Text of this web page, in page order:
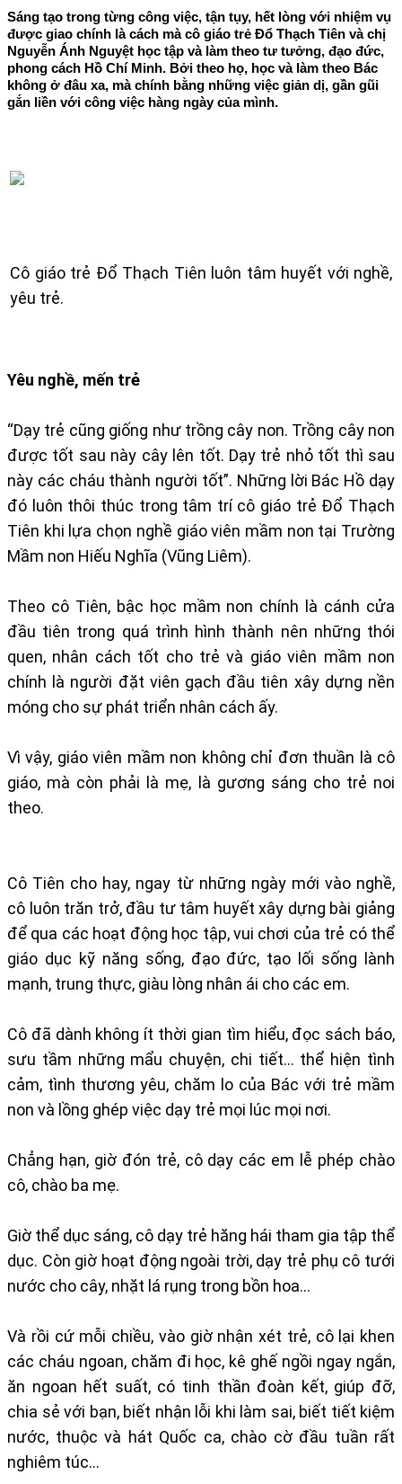
Sáng tạo trong từng công việc, tận tụy, hết lòng với nhiệm vụ
được giao chính là cách mà cô giáo trẻ Đổ Thạch Tiên và chị
Nguyễn Ánh Nguyệt học tập và làm theo tư tưởng, đạo đức,
phong cách Hồ Chí Minh. Bởi theo họ, học và làm theo Bác
không ở đâu xa, mà chính bằng những việc giản dị, gần gũi
gắn liền với công việc hàng ngày của mình.
Cô giáo trẻ Đổ Thạch Tiên luôn tâm huyết với nghề,
yêu trẻ.
Yêu nghề, mến trẻ
“Dạy trẻ cũng giống như trồng cây non. Trồng cây non
được tốt sau này cây lên tốt. Dạy trẻ nhỏ tốt thì sau
này các cháu thành người tốt”. Những lời Bác Hồ dạy
đó luôn thôi thúc trong tâm trí cô giáo trẻ Đổ Thạch
Tiên khi lựa chọn nghề giáo viên mầm non tại Trường
Mầm non Hiếu Nghĩa (Vũng Liêm).
Theo cô Tiên, bậc học mầm non chính là cánh cửa
đầu tiên trong quá trình hình thành nên những thói
quen, nhân cách tốt cho trẻ và giáo viên mầm non
chính là người đặt viên gạch đầu tiên xây dựng nền
móng cho sự phát triển nhân cách ấy.
Vì vậy, giáo viên mầm non không chỉ đơn thuần là cô
giáo, mà còn phải là mẹ, là gương sáng cho trẻ noi
theo.
Cô Tiên cho hay, ngay từ những ngày mới vào nghề,
cô luôn trăn trở, đầu tư tâm huyết xây dựng bài giảng
để qua các hoạt động học tập, vui chơi của trẻ có thể
giáo dục kỹ năng sống, đạo đức, tạo lối sống lành
mạnh, trung thực, giàu lòng nhân ái cho các em.
Cô đã dành không ít thời gian tìm hiểu, đọc sách báo,
sưu tầm những mẩu chuyện, chi tiết… thể hiện tình
cảm, tình thương yêu, chăm lo của Bác với trẻ mầm
non và lồng ghép việc dạy trẻ mọi lúc mọi nơi.
Chẳng hạn, giờ đón trẻ, cô dạy các em lễ phép chào
cô, chào ba mẹ.
Giờ thể dục sáng, cô dạy trẻ hăng hái tham gia tập thể
dục. Còn giờ hoạt động ngoài trời, dạy trẻ phụ cô tưới
nước cho cây, nhặt lá rụng trong bồn hoa…
Và rồi cứ mỗi chiều, vào giờ nhận xét trẻ, cô lại khen
các cháu ngoan, chăm đi học, kê ghế ngồi ngay ngắn,
ăn ngoan hết suất, có tinh thần đoàn kết, giúp đỡ,
chia sẻ với bạn, biết nhận lỗi khi làm sai, biết tiết kiệm
nước, thuộc và hát Quốc ca, chào cờ đầu tuần rất
nghiêm túc…